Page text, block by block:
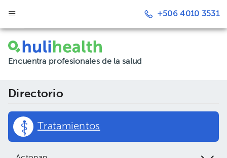
+506 4010 3531
Encuentra profesionales de la salud
Directorio
Tratamientos